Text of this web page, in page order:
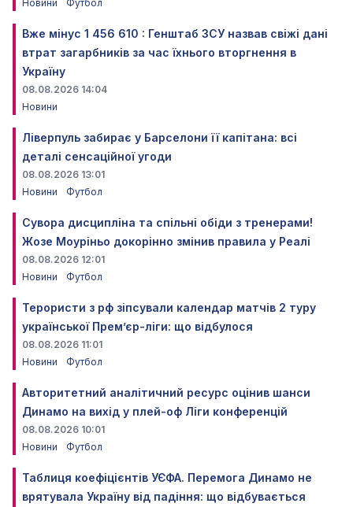
Новини Футбол
Вже мінус 1 456 610 : Генштаб ЗСУ назвав свіжі дані
втрат загарбників за час їхнього вторгнення в
Україну
08.08.2026 14:04
Новини
Ліверпуль забирає у Барселони її капітана: всі
деталі сенсаційної угоди
08.08.2026 13:01
Новини
Футбол
Сувора дисципліна та спільні обіди з тренерами!
Жозе Моуріньо докорінно змінив правила у Реалі
08.08.2026 12:01
Новини
Футбол
Терористи з рф зіпсували календар матчів 2 туру
української Прем’єр-ліги: що відбулося
08.08.2026 11:01
Новини
Футбол
Авторитетний аналітичний ресурс оцінив шанси
Динамо на вихід у плей-оф Ліги конференцій
08.08.2026 10:01
Новини
Футбол
Таблиця коефіцієнтів УЄФА. Перемога Динамо не
врятувала Україну від падіння: що відбувається